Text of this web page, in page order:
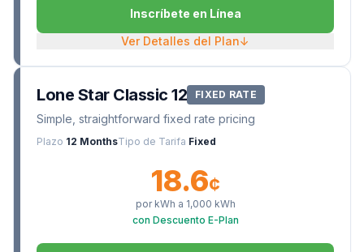
Inscríbete en Línea
Ver Detalles del Plan↓
Lone Star Classic 12 FIXED RATE
Simple, straightforward fixed rate pricing
Plazo 12 MonthsTipo de Tarifa Fixed
18.6¢
por kWh a 1,000 kWh
con Descuento E-Plan